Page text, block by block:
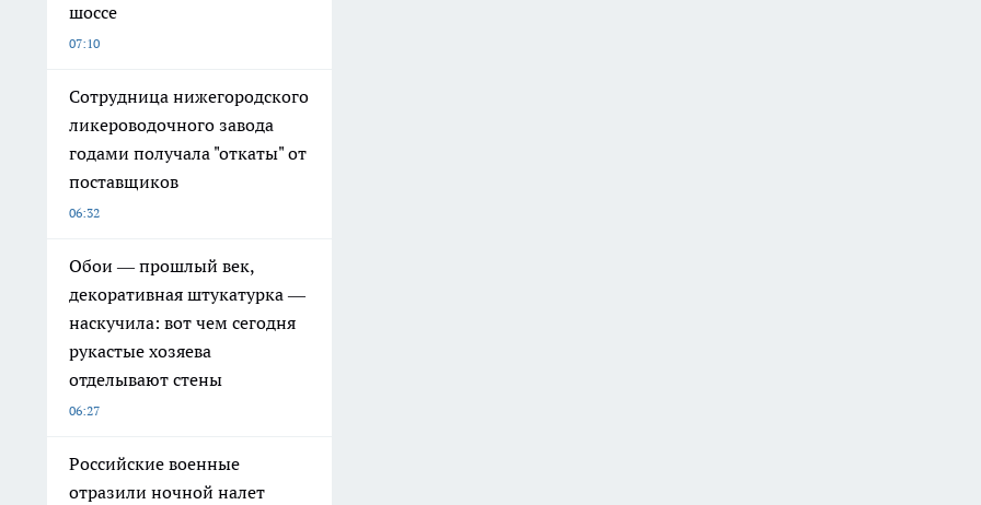
шоссе
07:10
Сотрудница нижегородского
ликероводочного завода
годами получала "откаты" от
поставщиков
06:32
Обои — прошлый век,
декоративная штукатурка —
наскучила: вот чем сегодня
рукастые хозяева
отделывают стены
06:27
Российские военные
отразили ночной налет